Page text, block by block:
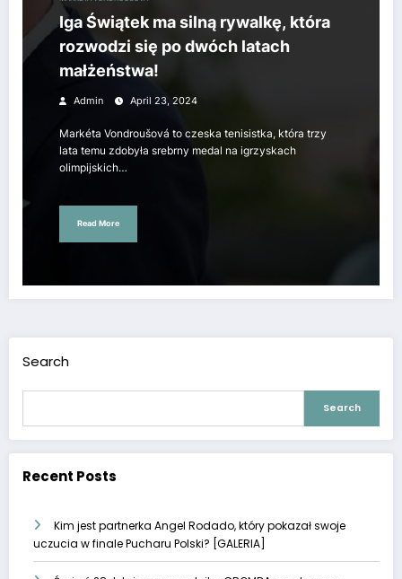
Iga Świątek ma silną rywalkę, która
rozwodzi się po dwóch latach
małżeństwa!
Admin April 23, 2024
Markéta Vondroušová to czeska tenisistka, która trzy
lata temu zdobyła srebrny medal na igrzyskach
olimpijskich…
Read More
Search
Search
Recent Posts
Kim jest partnerka Angel Rodado, który pokazał swoje
uczucia w finale Pucharu Polski? [GALERIA]